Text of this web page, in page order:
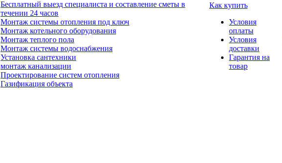
Бесплатный выезд специалиста и составление сметы в
течении 24 часов
Монтаж системы отопления под ключ
Монтаж котельного оборудования
Монтаж теплого пола
Монтаж системы водоснабжения
Установка сантехники
монтаж канализации
Проектирование систем отопления
Газификация объекта
Как купить
Условия
оплаты
Условия
доставки
Гарантия на
товар